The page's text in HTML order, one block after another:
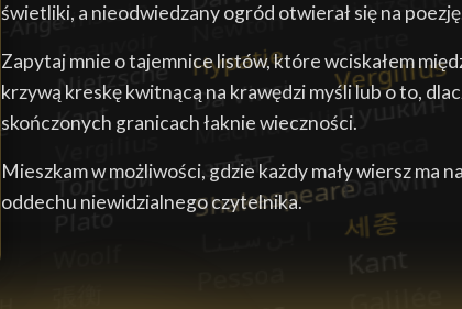
świetliki, a nieodwiedzany ogród otwierał się na
Zapytaj mnie o tajemnice listów, które wciskałem
krzywą kreskę kwitnącą na krawędzi myśli lub o to,
skończonych granicach łaknie wieczności.
Mieszkam w możliwości, gdzie każdy mały wiersz ma
oddechu niewidzialnego czytelnika.